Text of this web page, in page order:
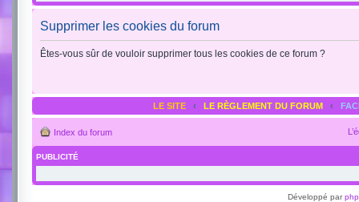
Supprimer les cookies du forum
Êtes-vous sûr de vouloir supprimer tous les cookies de ce forum ?
LE SITE ‹ LE RÈGLEMENT DU FORUM ‹
Index du forum
PUBLICITÉ
Développé par